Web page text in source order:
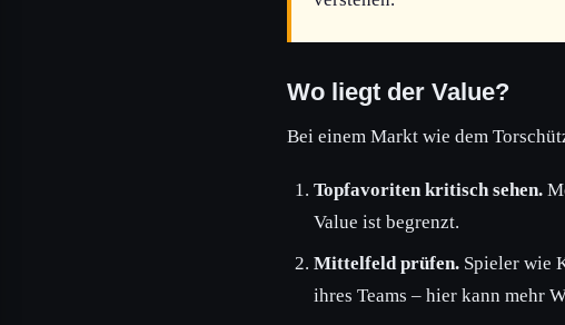
Wo liegt der Value?
Bei einem Markt wie dem
Topfavoriten kritisch sehen.
Value ist begrenzt.
Mittelfeld prüfen. Spieler wie
ihres Teams – hier kann mehr